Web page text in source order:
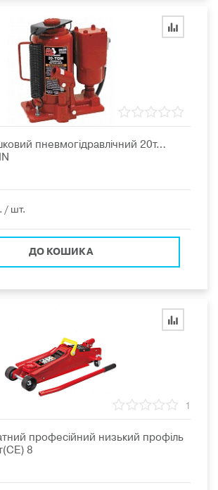
пневмогідравлічний 20т…
/ шт.
ДО КОШИКА
1
професійний низький профіль
8